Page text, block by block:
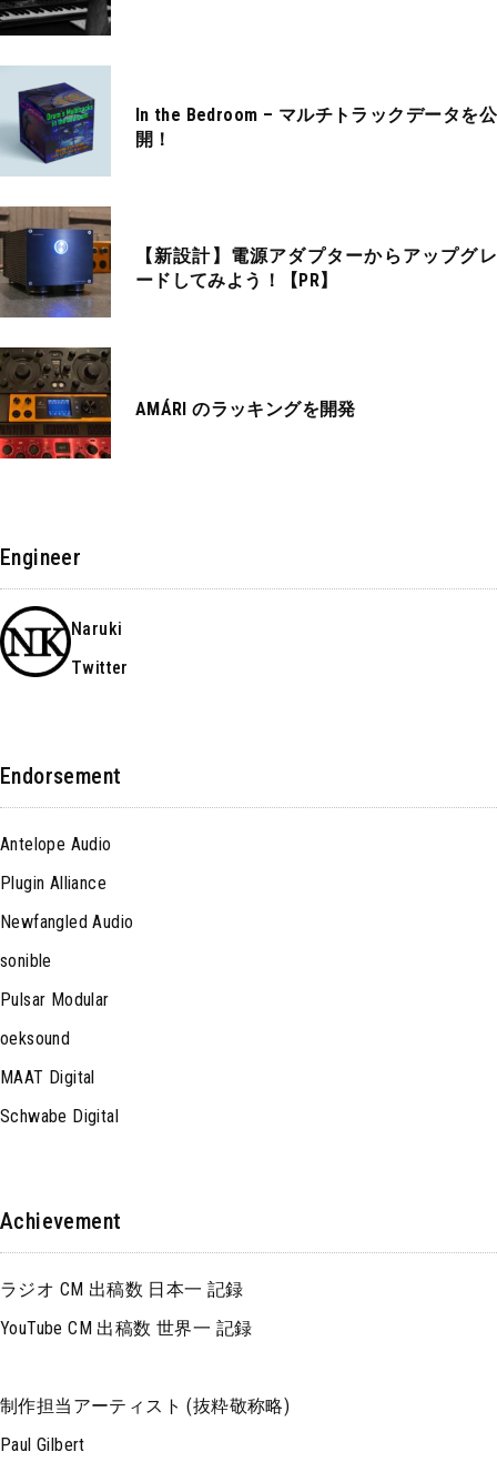
In the Bedroom – マルチトラックデータを公
開！
【新設計】電源アダプターからアップグレ
ードしてみよう！【PR】
AMÁRI のラッキングを開発
Engineer
Naruki
Twitter
Endorsement
Antelope Audio
Plugin Alliance
Newfangled Audio
sonible
Pulsar Modular
oeksound
MAAT Digital
Schwabe Digital
Achievement
ラジオ CM 出稿数 日本一 記録
YouTube CM 出稿数 世界一 記録
制作担当アーティスト (抜粋敬称略)
Paul Gilbert